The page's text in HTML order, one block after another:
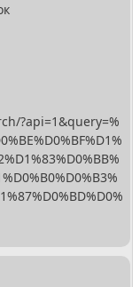
?api=1&query=%